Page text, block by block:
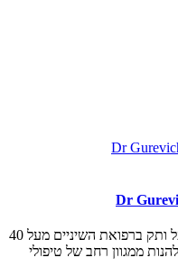
המרפאה מנוהלת ע"י ד"ר גורביץ זאב. בעל ותק ברפואת השיניים מעל 40
ממגוון רחב של טיפולי